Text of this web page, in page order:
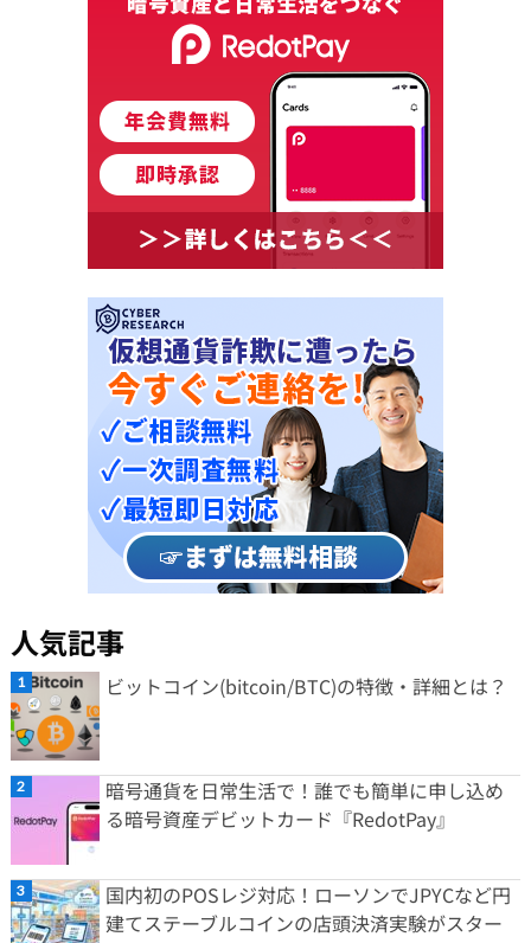
人気記事
ビットコイン(bitcoin/BTC)の特徴・詳細とは？
暗号通貨を日常生活で！誰でも簡単に申し込め
る暗号資産デビットカード『RedotPay』
国内初のPOSレジ対応！ローソンでJPYCなど円
建てステーブルコインの店頭決済実験がスター